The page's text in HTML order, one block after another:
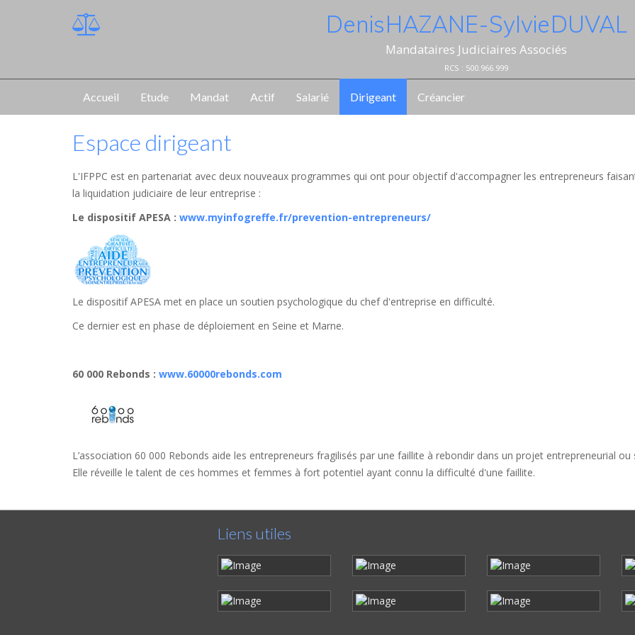
Denis HAZANE - Sylvie DUVAL
Mandataires Judiciaires Associés
RCS : 500.966.999
Accueil Etude Mandat Actif Salarié Dirigeant Créancier
Espace dirigeant
L'IFPPC est en partenariat avec deux nouveaux programmes qui ont pour objectif d'accompagner les entrepreneurs
la liquidation judiciaire de leur entreprise :
Le dispositif APESA : www.myinfogreffe.fr/prevention-entrepreneurs/
Le dispositif APESA met en place un soutien psychologique du chef d'entreprise en difficulté.
Ce dernier est en phase de déploiement en Seine et Marne.
60 000 Rebonds : www.60000rebonds.com
L’association 60 000 Rebonds aide les entrepreneurs fragilisés par une faillite à rebondir dans un projet entrepreneurial ou
Elle réveille le talent de ces hommes et femmes à fort potentiel ayant connu la difficulté d'une faillite.
Liens utiles